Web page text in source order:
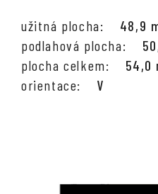
užitná plocha: 48,9
podlahová plocha:
plocha celkem: 54,0
orientace: V